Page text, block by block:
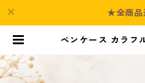
★全商品
ペンケース カラフ